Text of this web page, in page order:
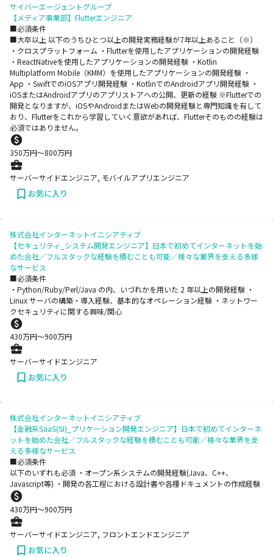
サイバーエージェントグループ
【メディア事業部】Flutterエンジニア
■必須条件
■大卒以上 以下のうちひとつ以上の開発実務経験が7年以上あること（※）
・クロスプラットフォーム ・Flutterを使用したアプリケーションの開発経験
・ReactNativeを使用したアプリケーションの開発経験 ・Kotlin
Multiplatform Mobile（KMM）を使用したアプリケーションの開発経験 ・
App ・SwiftでのiOSアプリ開発経験 ・KotlinでのAndroidアプリ開発経験 ・
iOSまたはAndroidアプリのアプリストアへの公開、更新の経験 ※Flutterでの
開発となりますが、iOSやAndroidまたはWebの開発経験と専門知識を有して
おり、Flutterをこれから学習していく意欲があれば、Flutterそのものの経験は
必須ではありません。
350万円〜800万円
サーバーサイドエンジニア, モバイルアプリエンジニア
お気に入り
株式会社インターネットイニシアティブ
【セキュリティ_システム開発エンジニア】日本で初めてインターネットを始
めた会社／フルスタックな経験を積むことも可能／様々な業界を支える多様
なサービス
■必須条件
・Python/Ruby/Perl/Java の内、いづれかを用いた 2 年以上の開発経験 ・
Linux サーバの構築・導入経験、基本的なオペレーション経験 ・ネットワー
クセキュリティに関する興味/関心
430万円〜900万円
サーバーサイドエンジニア
お気に入り
株式会社インターネットイニシアティブ
【金融系SaaS(SI)_プリケーション開発エンジニア】日本で初めてインターネ
ットを始めた会社／フルスタックな経験を積むことも可能／様々な業界を支
える多様なサービス
■必須条件
以下のいずれも必須 ・オープン系システムの開発経験(Java、C++、
Javascript等) ・開発の各工程における設計書や各種ドキュメントの作成経験
430万円〜900万円
サーバーサイドエンジニア, フロントエンドエンジニア
お気に入り